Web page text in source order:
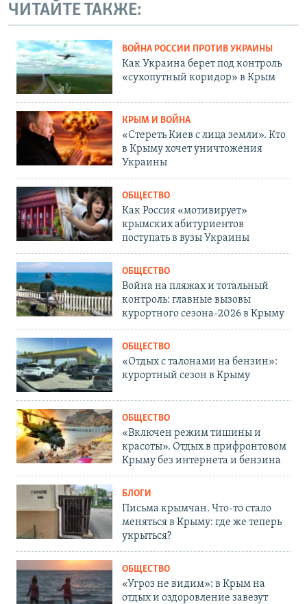
ЧИТАЙТЕ ТАКЖЕ:
ВОЙНА РОССИИ ПРОТИВ УКРАИНЫ
Как Украина берет под контроль
«сухопутный коридор» в Крым
КРЫМ И ВОЙНА
«Стереть Киев с лица земли». Кто
в Крыму хочет уничтожения
Украины
ОБЩЕСТВО
Как Россия «мотивирует»
крымских абитуриентов
поступать в вузы Украины
ОБЩЕСТВО
Война на пляжах и тотальный
контроль: главные вызовы
курортного сезона-2026 в Крыму
ОБЩЕСТВО
«Отдых с талонами на бензин»:
курортный сезон в Крыму
ОБЩЕСТВО
«Включен режим тишины и
красоты». Отдых в прифронтовом
Крыму без интернета и бензина
БЛОГИ
Письма крымчан. Что-то стало
меняться в Крыму: где же теперь
укрыться?
ОБЩЕСТВО
«Угроз не видим»: в Крым на
отдых и оздоровление завезут